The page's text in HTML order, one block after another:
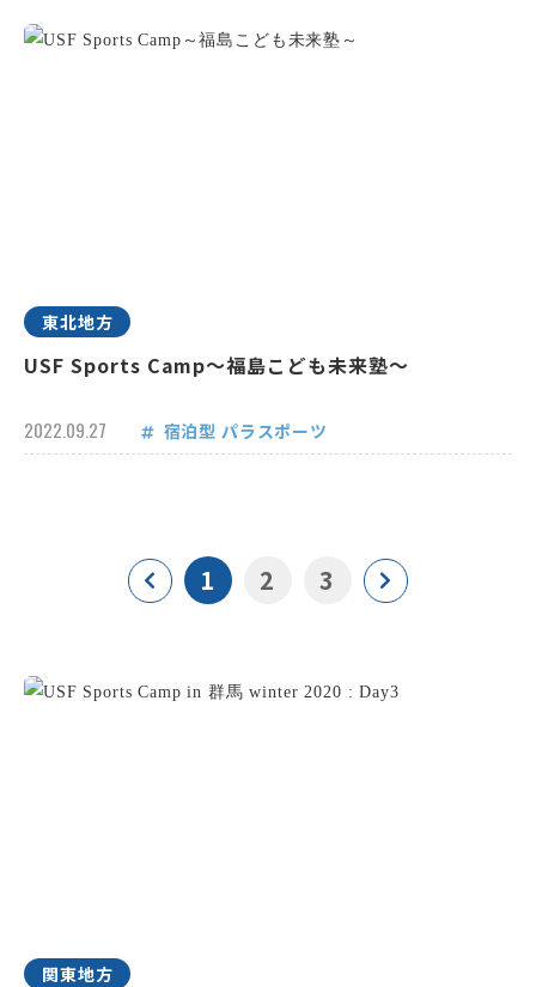
東北地方
USF Sports Camp～福島こども未来塾～
2022.09.27 宿泊型 パラスポーツ
1 2 3
関東地方